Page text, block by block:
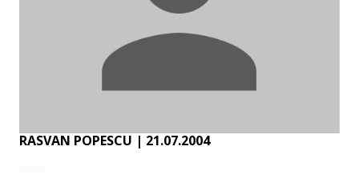
RASVAN POPESCU | 21.07.2004